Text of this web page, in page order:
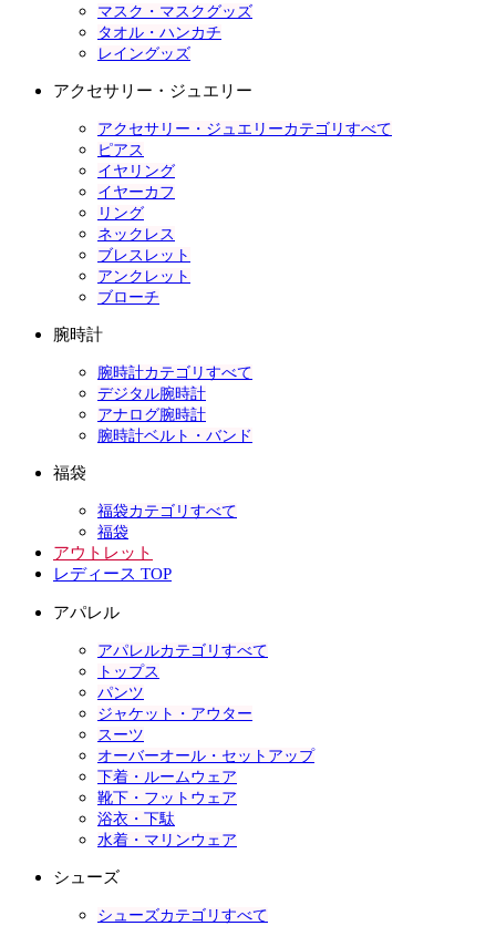
マスク・マスクグッズ
タオル・ハンカチ
レイングッズ
アクセサリー・ジュエリー
アクセサリー・ジュエリーカテゴリすべて
ピアス
イヤリング
イヤーカフ
リング
ネックレス
ブレスレット
アンクレット
ブローチ
腕時計
腕時計カテゴリすべて
デジタル腕時計
アナログ腕時計
腕時計ベルト・バンド
福袋
福袋カテゴリすべて
福袋
アウトレット
レディース TOP
アパレル
アパレルカテゴリすべて
トップス
パンツ
ジャケット・アウター
スーツ
オーバーオール・セットアップ
下着・ルームウェア
靴下・フットウェア
浴衣・下駄
水着・マリンウェア
シューズ
シューズカテゴリすべて